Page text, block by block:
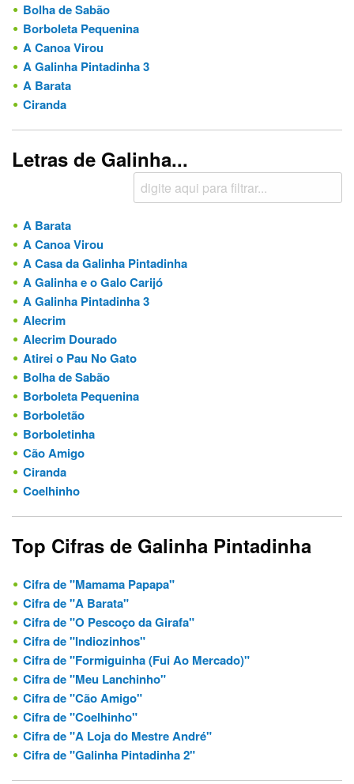
Bolha de Sabão
Borboleta Pequenina
A Canoa Virou
A Galinha Pintadinha 3
A Barata
Ciranda
Letras de Galinha...
A Barata
A Canoa Virou
A Casa da Galinha Pintadinha
A Galinha e o Galo Carijó
A Galinha Pintadinha 3
Alecrim
Alecrim Dourado
Atirei o Pau No Gato
Bolha de Sabão
Borboleta Pequenina
Borboletão
Borboletinha
Cão Amigo
Ciranda
Coelhinho
Top Cifras de Galinha Pintadinha
Cifra de "Mamama Papapa"
Cifra de "A Barata"
Cifra de "O Pescoço da Girafa"
Cifra de "Indiozinhos"
Cifra de "Formiguinha (Fui Ao Mercado)"
Cifra de "Meu Lanchinho"
Cifra de "Cão Amigo"
Cifra de "Coelhinho"
Cifra de "A Loja do Mestre André"
Cifra de "Galinha Pintadinha 2"